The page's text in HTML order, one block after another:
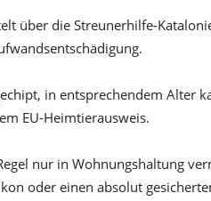
über die Streunerhilfe-
in entsprechendem Alter
EU-Heimtierausweis.
nur in Wohnungshaltung
oder einen absolut